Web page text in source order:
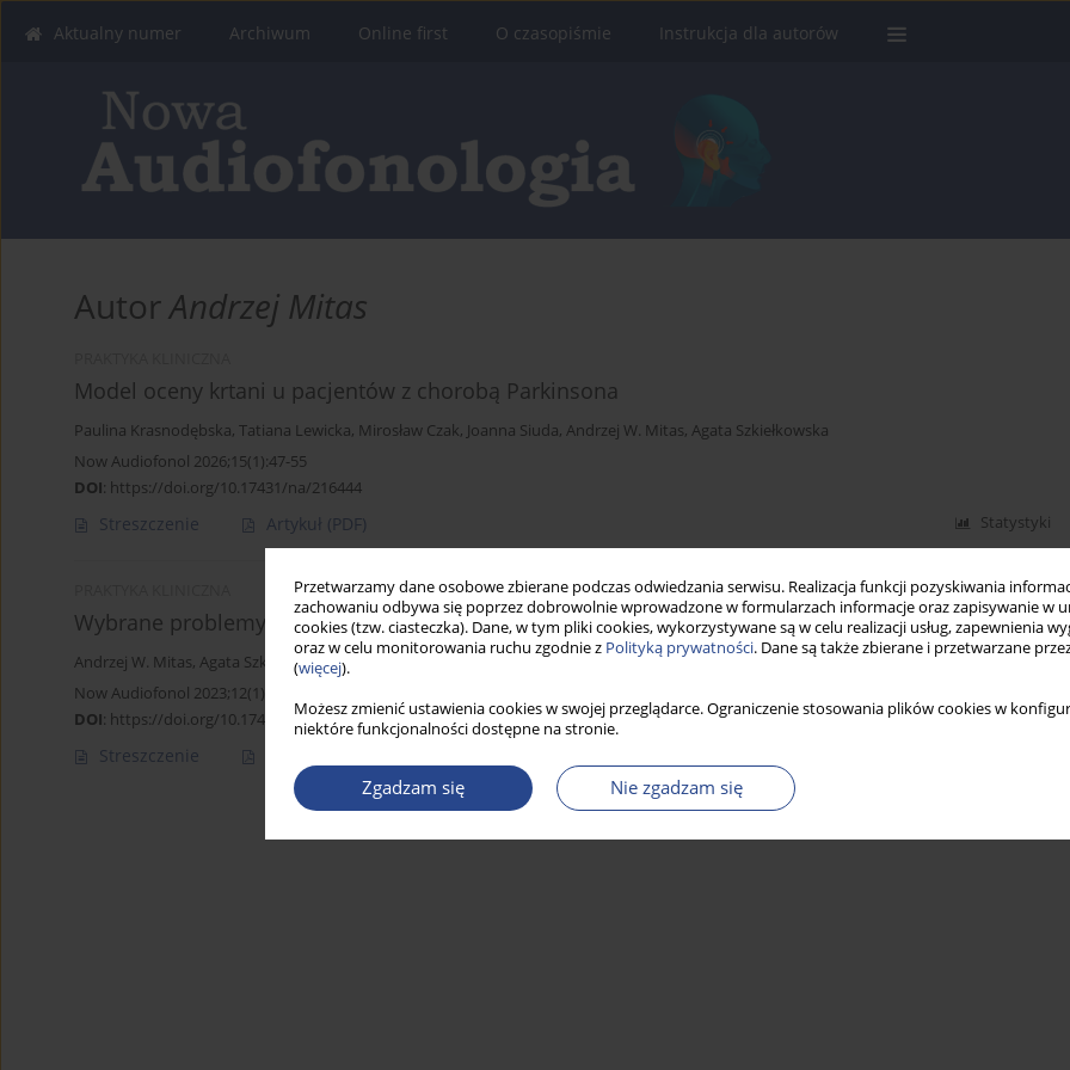
Przetwarzamy dane osobowe zbierane podczas odwiedzania serwisu. Realizacja funkcji pozyskiwania
zachowaniu odbywa się poprzez dobrowolnie wprowadzone w formularzach informacje oraz zapisywanie w
cookies (tzw. ciasteczka). Dane, w tym pliki cookies, wykorzystywane są w celu realizacji usług, zapewnienia
oraz w celu monitorowania ruchu zgodnie z Polityką prywatności. Dane są także zbierane i przetwarzane
(więcej).
Możesz zmienić ustawienia cookies w swojej przeglądarce. Ograniczenie stosowania plików cookies w
niektóre funkcjonalności dostępne na stronie.
Zgadzam się Nie zgadzam się
Aktualny numer Archiwum Online first O czasopiśmie Instrukcja dla autorów
AutorAndrzej Mitas
Model oceny krtani u pacjentów z chorobą Parkinsona
Paulina Krasnodębska, Tatiana Lewicka, Mirosław Czak, Joanna Siuda, Andrzej W. Mitas, Agata Szkiełkowska
Now Audiofonol 2026;15(1):47-55
DOI: https://doi.org/10.17431/na/216444
Streszczenie Artykuł (PDF) Statystyki
Wybrane problemy optymalizacji pracy głosem w zawodach artystycznych i pedagogicznych
Andrzej W. Mitas, Agata Szkiełkowska,Mirosław Czak
Now Audiofonol 2023;12(1):65-71
DOI: https://doi.org/10.17431/na/153096
Streszczenie